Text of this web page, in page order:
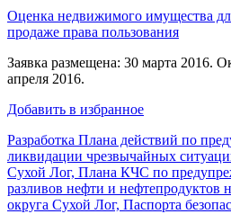
Оценка недвижимого имущества
продаже права пользования
Заявка размещена: 30 марта 2016.
апреля 2016.
Добавить в избранное
Разработка Плана действий по
ликвидации чрезвычайных
Сухой Лог, Плана КЧС по
разливов нефти и нефтепродуктов
округа Сухой Лог, Паспорта